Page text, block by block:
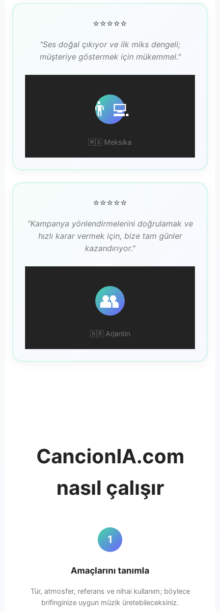
⭐⭐⭐⭐⭐
"Ses doğal çıkıyor ve ilk miks dengeli;
müşteriye göstermek için mükemmel."
👨‍💻
🇲🇽 Meksika
⭐⭐⭐⭐⭐
"Kampanya yönlendirmelerini doğrulamak ve
hızlı karar vermek için, bize tam günler
kazandırıyor."
👥
🇦🇷 Arjantin
CancionIA.com
nasıl çalışır
1
Amaçlarını tanımla
Tür, atmosfer, referans ve nihai kullanım; böylece
brifinginize uygun müzik üretebileceksiniz.